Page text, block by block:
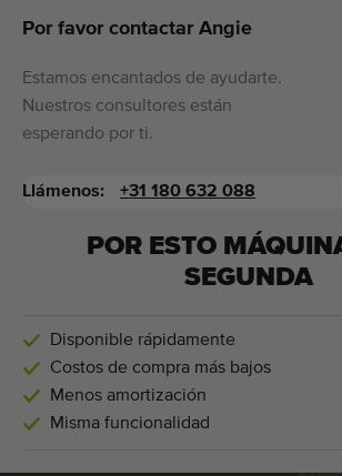
Por favor contactar Angie
Estamos encantados de ayudarte.
Nuestros consultores están
esperando por ti.
Llámenos: +31 180 632 088
POR ESTO
SEGUNDA
Disponible rápidamente
Costos de compra más bajos
Menos amortización
Misma funcionalidad